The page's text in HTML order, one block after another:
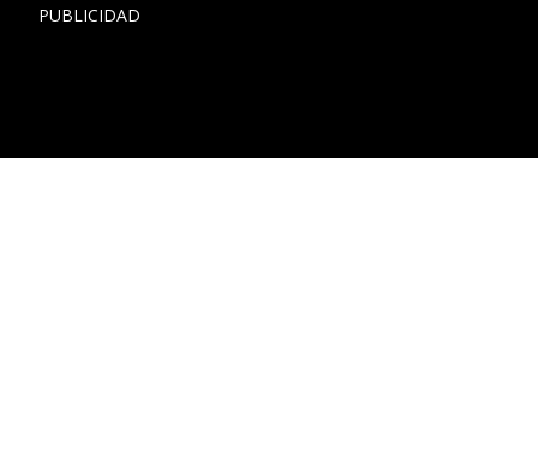
PUBLICIDAD